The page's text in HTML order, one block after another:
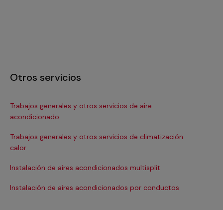
Otros servicios
Trabajos generales y otros servicios de aire
acondicionado
Trabajos generales y otros servicios de climatización
calor
Instalación de aires acondicionados multisplit
Instalación de aires acondicionados por conductos